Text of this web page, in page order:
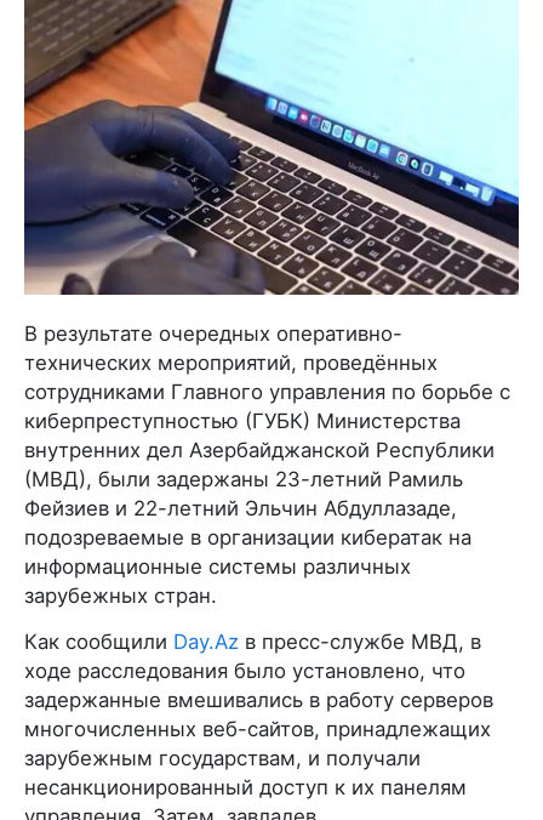
В результате очередных оперативно-
технических мероприятий, проведённых
сотрудниками Главного управления по борьбе с
киберпреступностью (ГУБК) Министерства
внутренних дел Азербайджанской Республики
(МВД), были задержаны 23-летний Рамиль
Фейзиев и 22-летний Эльчин Абдуллазаде,
подозреваемые в организации кибератак на
информационные системы различных
зарубежных стран.
Как сообщили Day.Az в пресс-службе МВД, в
ходе расследования было установлено, что
задержанные вмешивались в работу серверов
многочисленных веб-сайтов, принадлежащих
зарубежным государствам, и получали
несанкционированный доступ к их панелям